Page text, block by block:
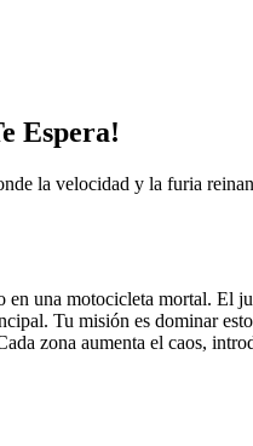
Espera!
la velocidad y la furia
una motocicleta mortal.
Tu misión es dominar
zona aumenta el caos,